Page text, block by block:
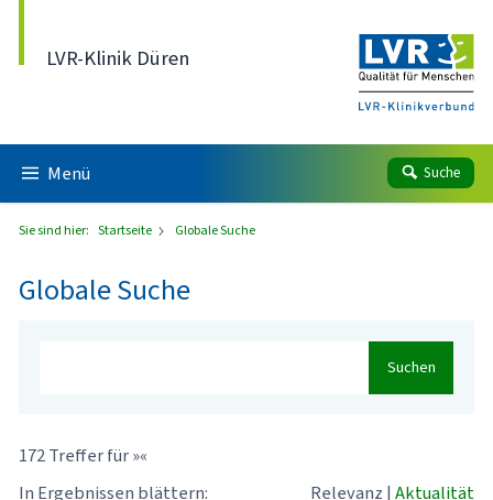
LVR-Klinik Düren
Menü Suche
Sie sind hier: Startseite Globale Suche
Globale Suche
Suchen
172 Treffer für »«
In Ergebnissen blättern:
Relevanz | Aktualität